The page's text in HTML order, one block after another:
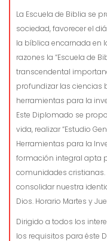
La Escuela de Biblia se
sociedad, favorecer el
la bíblica encarnada en
razones la “Escuela de
transcendental
profundizar las ciencias
herramientas para la
Este Diplomado se
vida, realizar “Estudio
Herramientas para la
formación integral apta
comunidades
consolidar nuestra
Dios. Horario Martes y
Dirigido a todos los
los requisitos para éste